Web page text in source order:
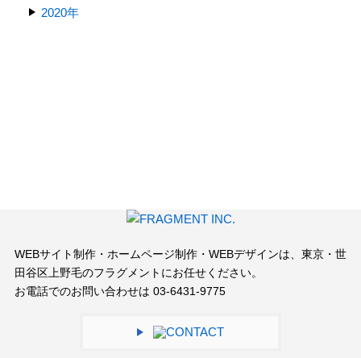
2020年
WEBサイト制作・ホームページ制作・WEBデザインは、 東京・世
田谷区上野毛のフラグメントにお任せください。
お電話でのお問い合わせは 03-6431-9775